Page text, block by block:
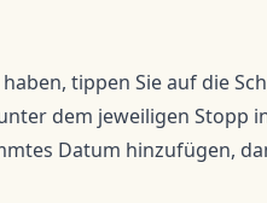
tippen Sie auf die
dem jeweiligen Stopp
Datum hinzufügen,